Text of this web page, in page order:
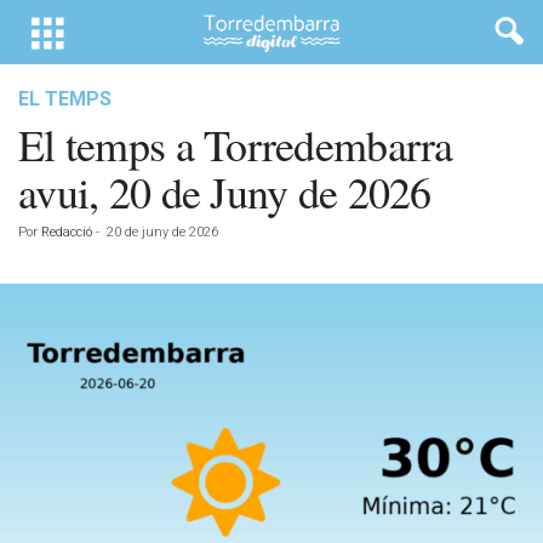
EL TEMPS
El temps a Torredembarra
avui, 20 de Juny de 2026
Por Redacció - 20 de juny de 2026